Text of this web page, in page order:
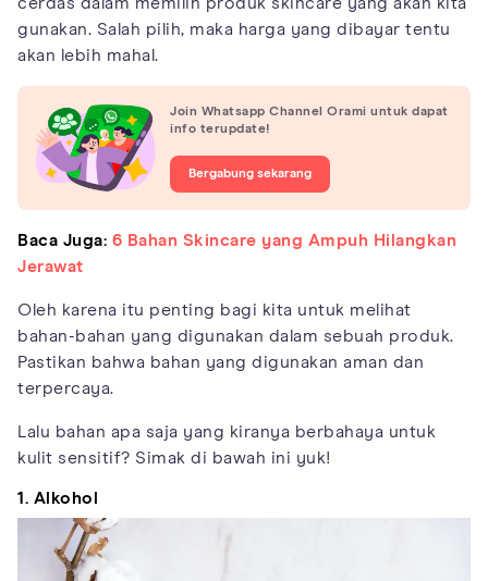
gunakan. Salah pilih, maka harga yang dibayar tentu
akan lebih mahal.
Join Whatsapp Channel Orami untuk dapat
info terupdate!
Bergabung sekarang
Baca Juga: 6 Bahan Skincare yang Ampuh Hilangkan
Jerawat
Oleh karena itu penting bagi kita untuk melihat
bahan-bahan yang digunakan dalam sebuah produk.
Pastikan bahwa bahan yang digunakan aman dan
terpercaya.
Lalu bahan apa saja yang kiranya berbahaya untuk
kulit sensitif? Simak di bawah ini yuk!
1. Alkohol